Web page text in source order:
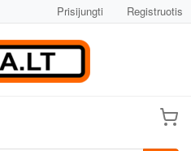
Prisijungti Registruotis